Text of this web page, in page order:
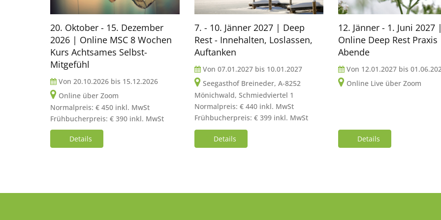
20. Oktober - 15. Dezember
2026 | Online MSC 8 Wochen
Kurs Achtsames Selbst-
Mitgefühl
Von 20.10.2026 bis 15.12.2026
Online über Zoom
Normalpreis: € 450 inkl. MwSt
Frühbucherpreis: € 390 inkl. MwSt
Details
7. - 10. Jänner 2027 | Deep
Rest - Innehalten, Loslassen,
Auftanken
Von 07.01.2027bis 10.01.2027
Seegasthof Breineder, A-8252
Mönichwald, Schmiedviertel 1
Normalpreis: € 440 inkl. MwSt
Frühbucherpreis: € 399 inkl. MwSt
Details
12. Jänner - 1. Juni 2027
Online Deep Rest Praxis
Abende
Von 12.01.2027 bis
Online Live über Zoom
Details